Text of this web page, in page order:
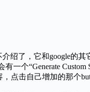
绍了，它和google的其
一个“Generate
点击自己增加的那个